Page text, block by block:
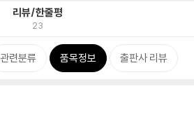
리뷰/한줄평
23
관련분류 품목정보 출판사 리뷰